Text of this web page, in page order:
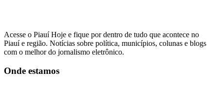
Acesse o Piauí Hoje e fique por dentro de tudo que acontece no
Piauí e região. Notícias sobre política, municípios, colunas e blogs
com o melhor do jornalismo eletrônico.
Onde estamos